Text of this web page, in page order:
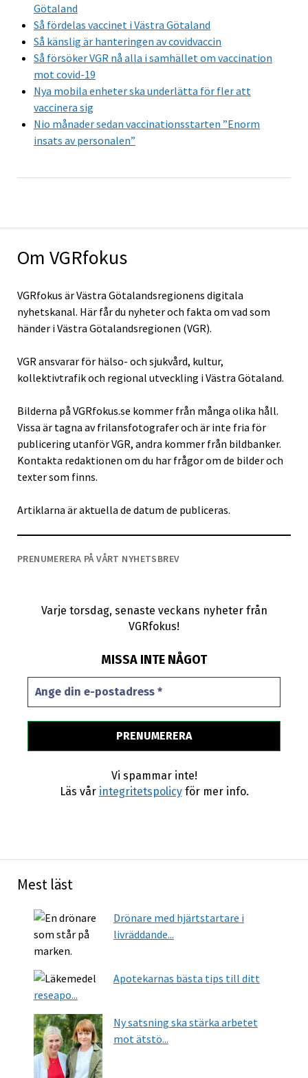
Om VGRfokus
VGRfokus är Västra Götalandsregionens digitala
nyhetskanal. Här får du nyheter och fakta om vad som
händer i Västra Götalandsregionen (VGR).
VGR ansvarar för hälso- och sjukvård, kultur,
kollektivtrafik och regional utveckling i Västra Götaland.
Bilderna på VGRfokus.se kommer från många olika håll.
Vissa är tagna av frilansfotografer och är inte fria för
publicering utanför VGR, andra kommer från bildbanker.
Kontakta redaktionen om du har frågor om de bilder och
texter som finns.
Artiklarna är aktuella de datum de publiceras.
PRENUMERERA PÅ VÅRT NYHETSBREV
Varje torsdag, senaste veckans nyheter från
VGRfokus!
MISSA INTE NÅGOT
Vi spammar inte!
Läs vår integritetspolicyför mer info.
Götaland
Så fördelas vaccinet i Västra Götaland
Så känslig är hanteringen av covidvaccin
Så försöker VGR nå alla i samhället om vaccination
mot covid-19
Nya mobila enheter ska underlätta för fler att
vaccinera sig
Nio månader sedan vaccinationsstarten ”Enorm
insats av personalen”
Mest läst
Drönare med hjärtstartare i
livräddande...
Apotekarnas bästa tips till ditt
reseapo...
Ny satsning ska stärka arbetet
mot ätstö...